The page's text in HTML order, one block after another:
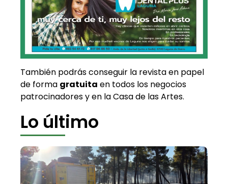
También podrás conseguir la revista en papel
de forma gratuita en todos los negocios
patrocinadores y en la Casa de las Artes.
Lo último